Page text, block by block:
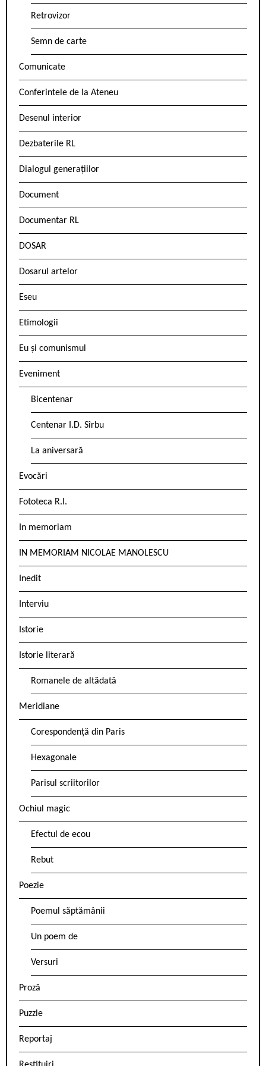
Retrovizor
Semn de carte
Comunicate
Conferintele de la Ateneu
Desenul interior
Dezbaterile RL
Dialogul generațiilor
Document
Documentar RL
DOSAR
Dosarul artelor
Eseu
Etimologii
Eu și comunismul
Eveniment
Bicentenar
Centenar I.D. Sîrbu
La aniversară
Evocări
Fototeca R.l.
In memoriam
IN MEMORIAM NICOLAE MANOLESCU
Inedit
Interviu
Istorie
Istorie literară
Romanele de altădată
Meridiane
Corespondență din Paris
Hexagonale
Parisul scriitorilor
Ochiul magic
Efectul de ecou
Rebut
Poezie
Poemul săptămânii
Un poem de
Versuri
Proză
Puzzle
Reportaj